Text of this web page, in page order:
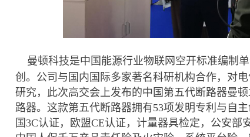
曼顿科技是中国能源行业物联网空开标准编制
创。公司与国内国际多家著名科研机构合作，对
研究，此次高交会上发布的中国第五代断路器曼
路器。这款第五代断路器拥有53项发明专利与自
国3C认证，欧盟CE认证，计量器具检定，公安